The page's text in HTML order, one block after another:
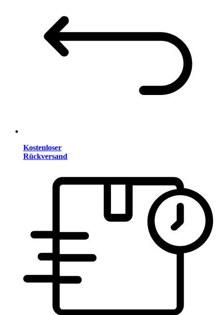
Kostenloser
Rückversand